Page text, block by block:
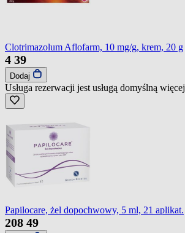
Clotrimazolum Aflofarm, 10 mg/g, krem, 20 g
4 39
Dodaj
Usługa rezerwacji jest usługą domyślną więcej
Papilocare, żel dopochwowy, 5 ml, 21 aplikat.
208 49